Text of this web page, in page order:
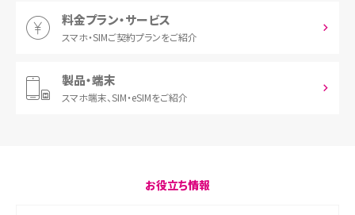
料金プラン・サービス
スマホ・SIMご契約プランをご紹介
製品・端末
スマホ端末、SIM・eSIMをご紹介
お役立ち情報